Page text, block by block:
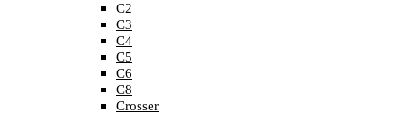
C2
C3
C4
C5
C6
C8
Crosser